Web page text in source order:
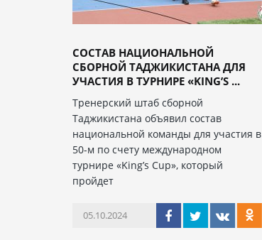
СОСТАВ НАЦИОНАЛЬНОЙ
СБОРНОЙ ТАДЖИКИСТАНА ДЛЯ
УЧАСТИЯ В ТУРНИРЕ «KING’S ...
Тренерский штаб сборной
Таджикистана объявил состав
национальной команды для участия в
50-м по счету международном
турнире «King’s Cup», который
пройдет
05.10.2024